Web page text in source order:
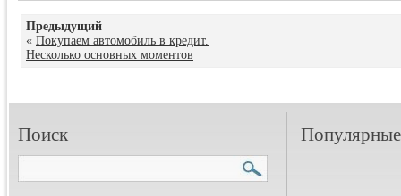
Предыдущий
« Покупаем автомобиль в кредит.
Несколько основных моментов
Поиск Популярные